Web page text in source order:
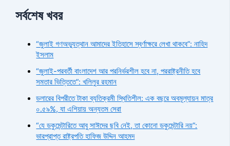
সর্বশেষ খবর
“জুলাই গণঅভ্যুত্থান আমাদের ইতিহাসে স্বর্ণাক্ষরে লেখা থাকবে”: নাহিদ
ইসলাম
“জুলাই-পরবর্তী বাংলাদেশ আর পরনির্ভরশীল হবে না, পররাষ্ট্রনীতি হবে
সমতার ভিত্তিতে”: খলিলুর রহমান
ডলারের বিপরীতে টাকা ব্যতিক্রমী স্থিতিশীল: এক বছরে অবমূল্যায়ন মাত্র
০.৫৯%, যা এশিয়ায় অন্যতম সেরা
“যে ডকুমেন্টারিতে আবু সাঈদের ছবি নেই, তা কোনো ডকুমেন্টারি নয়”:
ভারপ্রাপ্ত রাষ্ট্রপতি হাফিজ উদ্দিন আহমদ